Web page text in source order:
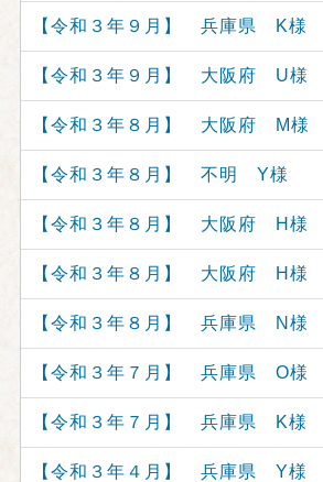
【令和３年９月】 兵庫県 K様
【令和３年９月】 大阪府 U様
【令和３年８月】 大阪府 M様
【令和３年８月】 不明 Y様
【令和３年８月】 大阪府 H様
【令和３年８月】 大阪府 H様
【令和３年８月】 兵庫県 N様
【令和３年７月】 兵庫県 O様
【令和３年７月】 兵庫県 K様
【令和３年４月】 兵庫県 Y様